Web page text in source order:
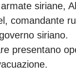
siriane,
comandante
siriano.
presentano